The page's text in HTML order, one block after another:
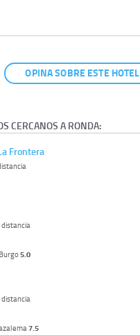
OPINA SOBRE ESTE HOTEL
CERCANOS A RONDA:
Frontera
distancia
5.0
distancia
7.5